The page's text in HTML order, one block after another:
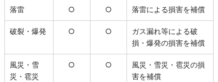
落雷 ○ ○ 落雷による損害を補償
破裂・爆発 ○ ○
ガス漏れ等による破
損・爆発の損害を補償
風災・雪
災・雹災
○ ○
風災・雪災・雹災の損
害を補償